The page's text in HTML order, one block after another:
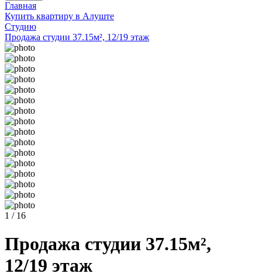
Главная
Купить квартиру в Алуште
Студию
Продажа студии 37.15м², 12/19 этаж
1 / 16
Продажа студии 37.15м²,
12/19 этаж